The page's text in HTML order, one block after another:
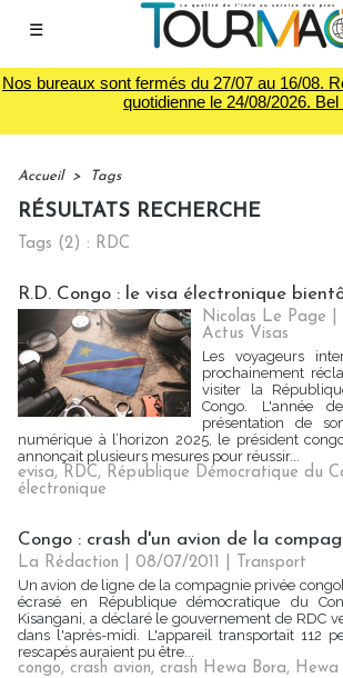
☰
Nos bureaux sont fermés du 27/07 au 16/08.
quotidienne le 24/08/2026. Bel
Accueil > Tags
RÉSULTATS RECHERCHE
Tags (2) : RDC
R.D. Congo : le visa électronique
Nicolas Le Page |
Actus Visas
Les voyageurs
prochainement
visiter la
Congo. L'année
présentation de
numérique à l’horizon 2025, le président
annonçait plusieurs mesures pour réussir...
evisa, RDC, République Démocratique du
électronique
Congo : crash d'un avion de la
La Rédaction | 08/07/2011
Transport
Un avion de ligne de la compagnie privée
écrasé en République démocratique du
Kisangani, a déclaré le gouvernement de RDC
dans l'après-midi. L'appareil transportait 112
rescapés auraient pu être...
congo, crash avion, crash Hewa Bora, Hewa